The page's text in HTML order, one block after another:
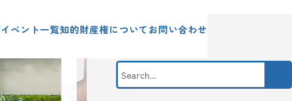
イベント一覧知的財産権についてお問い合わせ